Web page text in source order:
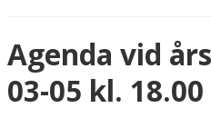
Agenda vid
03-05 kl. 18.00